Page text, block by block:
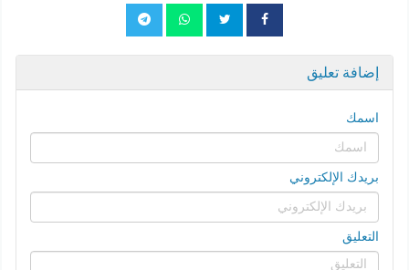
إضافة تعليق
اسمك
بريدك الإلكتروني
التعليق